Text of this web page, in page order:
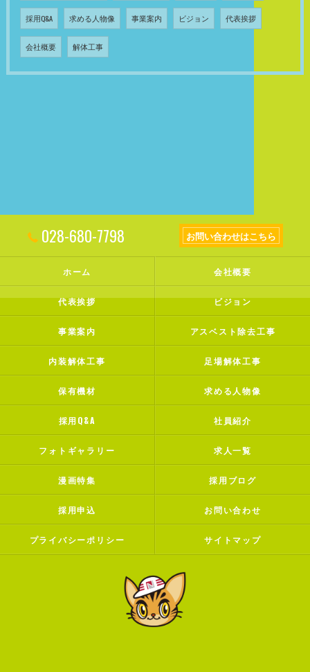
採用Q&A 求める人物像 事業案内 ビジョン 代表挨拶
会社概要 解体工事
028-680-7798 お問い合わせはこちら
ホーム 会社概要
代表挨拶 ビジョン
事業案内 アスベスト除去工事
内装解体工事 足場解体工事
保有機材 求める人物像
採用Q&A 社員紹介
フォトギャラリー 求人一覧
漫画特集 採用ブログ
採用申込 お問い合わせ
プライバシーポリシー サイトマップ